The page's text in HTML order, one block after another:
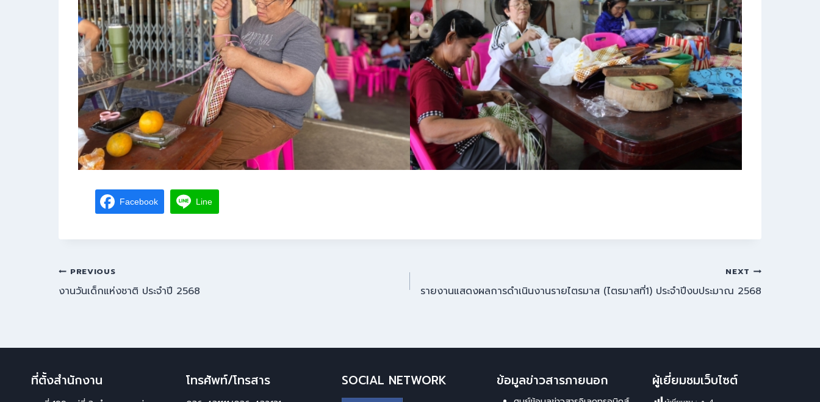
Facebook Line
PREVIOUS
งานวันเด็กแห่งชาติ ประจำปี 2568
NEXT
รายงานแสดงผลการดำเนินงานรายไตรมาส (ไตรมาสที่1) ประจำปีงบประมาณ 2568
ที่ตั้งสำนักงาน โทรศัพท์/โทรสาร SOCIAL NETWORK ข้อมูลข่าวสารภายนอก ผู้เยี่ยมชมเว็บไซต์